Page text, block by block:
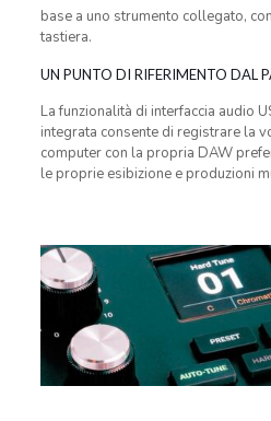
base a uno strumento collegato,
tastiera.
UN PUNTO DI RIFERIMENTO DAL
La funzionalità di interfaccia audio
integrata consente di registrare la
computer con la propria DAW
le proprie esibizione e produzioni